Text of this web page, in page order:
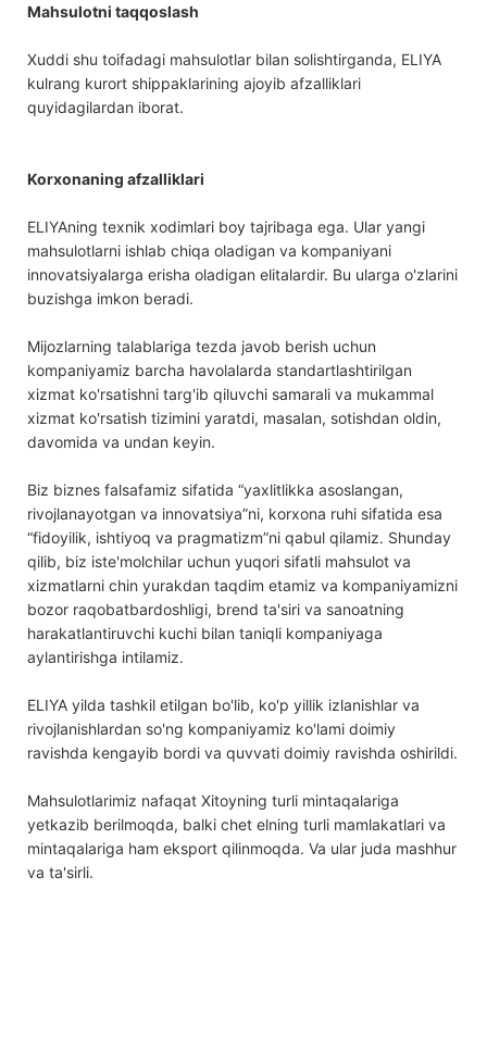
Mahsulotni taqqoslash
Xuddi shu toifadagi mahsulotlar bilan solishtirganda, ELIYA
kulrang kurort shippaklarining ajoyib afzalliklari
quyidagilardan iborat.
Korxonaning afzalliklari
ELIYAning texnik xodimlari boy tajribaga ega. Ular yangi
mahsulotlarni ishlab chiqa oladigan va kompaniyani
innovatsiyalarga erisha oladigan elitalardir. Bu ularga o'zlarini
buzishga imkon beradi.
Mijozlarning talablariga tezda javob berish uchun
kompaniyamiz barcha havolalarda standartlashtirilgan
xizmat ko'rsatishni targ'ib qiluvchi samarali va mukammal
xizmat ko'rsatish tizimini yaratdi, masalan, sotishdan oldin,
davomida va undan keyin.
Biz biznes falsafamiz sifatida “yaxlitlikka asoslangan,
rivojlanayotgan va innovatsiya”ni, korxona ruhi sifatida esa
“fidoyilik, ishtiyoq va pragmatizm”ni qabul qilamiz. Shunday
qilib, biz iste'molchilar uchun yuqori sifatli mahsulot va
xizmatlarni chin yurakdan taqdim etamiz va kompaniyamizni
bozor raqobatbardoshligi, brend ta'siri va sanoatning
harakatlantiruvchi kuchi bilan taniqli kompaniyaga
aylantirishga intilamiz.
ELIYA yilda tashkil etilgan bo'lib, ko'p yillik izlanishlar va
rivojlanishlardan so'ng kompaniyamiz ko'lami doimiy
ravishda kengayib bordi va quvvati doimiy ravishda oshirildi.
Mahsulotlarimiz nafaqat Xitoyning turli mintaqalariga
yetkazib berilmoqda, balki chet elning turli mamlakatlari va
mintaqalariga ham eksport qilinmoqda. Va ular juda mashhur
va ta'sirli.